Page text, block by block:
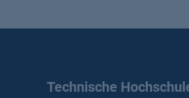
Technische